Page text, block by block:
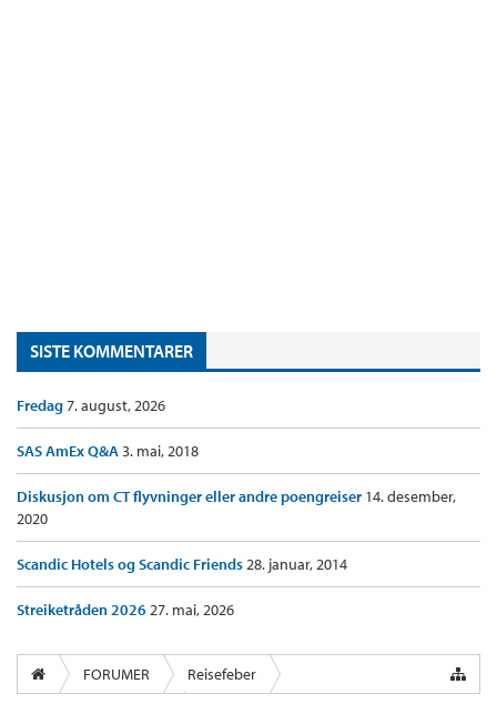
SISTE KOMMENTARER
Fredag7. august, 2026
SAS AmEx Q&A3. mai, 2018
Diskusjon om CT flyvninger eller andre poengreiser 14. desember,
2020
Scandic Hotels og Scandic Friends28. januar, 2014
Streiketråden 2026 27. mai, 2026
FORUMER
Reisefeber